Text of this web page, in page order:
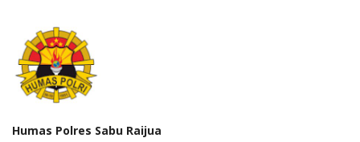
Humas Polres Sabu Raijua